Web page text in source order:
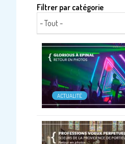
Filtrer par catégorie
- Tout -
ACTUALITÉ